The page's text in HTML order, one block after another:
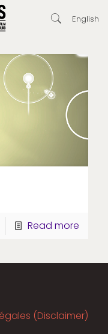
English
Read more
(Disclaimer)